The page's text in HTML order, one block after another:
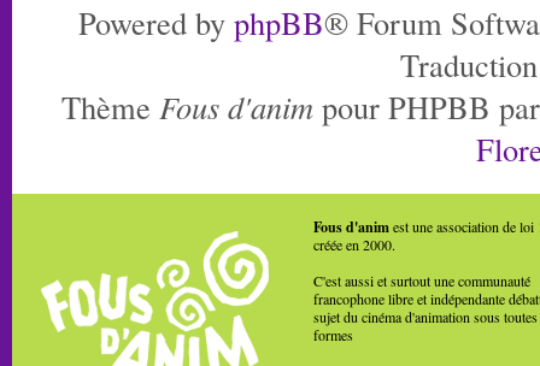
Powered by phpBB® Forum
Thème Fous d'anim pour PHPBB
Fous d'animest une association de loi
créée en 2000.
C'est aussi et surtout une communauté
francophone libre et indépendante
sujet du cinéma d'animation sous toutes
formes